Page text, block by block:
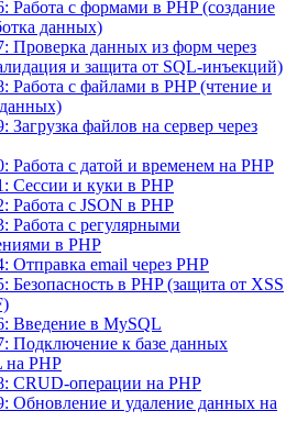
Работа с формами в PHP (создание
данных)
Проверка данных из форм через
и защита от SQL-инъекций)
Работа с файлами в PHP (чтение и
Загрузка файлов на сервер через
Работа с датой и временем на PHP
Сессии и куки в PHP
Работа с JSON в PHP
Работа с регулярными
в PHP
Отправка email через PHP
Безопасность в PHP (защита от XSS
Введение в MySQL
Подключение к базе данных
на PHP
CRUD-операции на PHP
Обновление и удаление данных на